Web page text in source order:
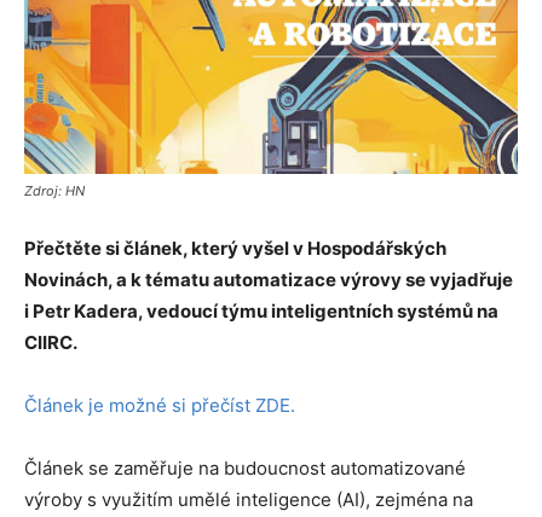
Zdroj: HN
Přečtěte si článek, který vyšel v Hospodářských
Novinách, a k tématu automatizace výrovy se vyjadřuje
i Petr Kadera, vedoucí týmu inteligentních systémů na
CIIRC.
Článek je možné si přečíst ZDE.
Článek se zaměřuje na budoucnost automatizované
výroby s využitím umělé inteligence (AI), zejména na